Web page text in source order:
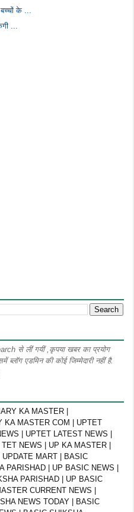
के ...
...
से लीं गयीं ,कृपया खबर का प्रयोग
एडमिन की कोई जिम्मेदारी नहीं है.
KA MASTER |
KA MASTER COM | UPTET
| UPTET LATEST NEWS |
NEWS | UP KA MASTER |
MART | BASIC
PARISHAD | UP BASIC NEWS |
PARISHAD | UP BASIC
CURRENT NEWS |
NEWS TODAY | BASIC